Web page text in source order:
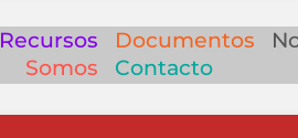
Recursos Documentos
Somos
Contacto